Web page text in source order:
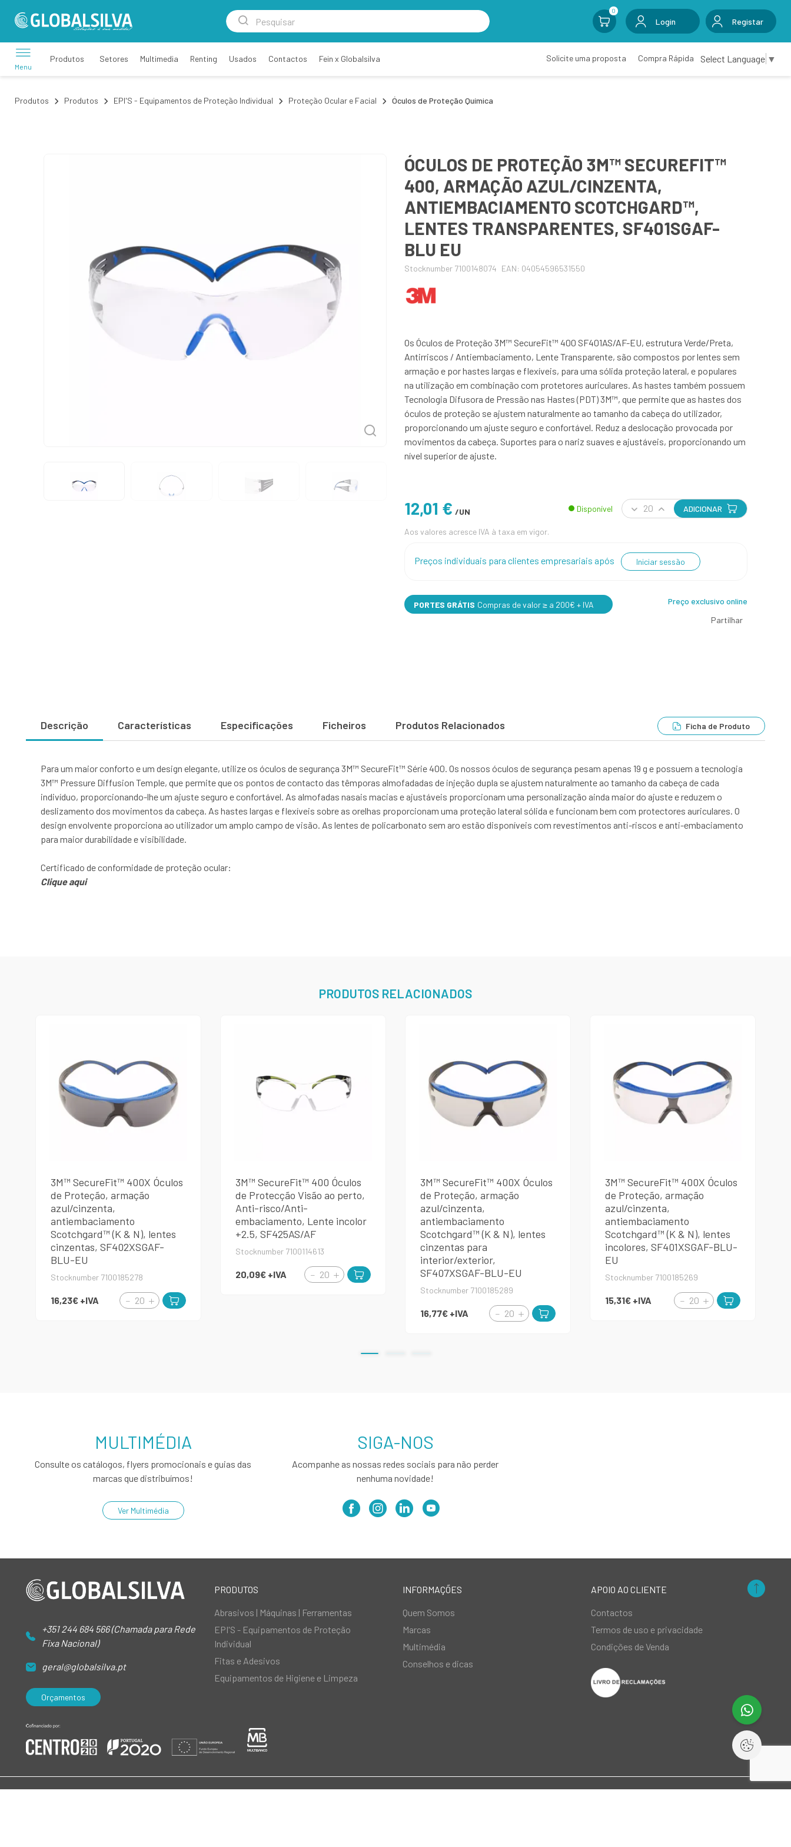
0
Login Registar
Menu
Produtos Setores Multimedia Renting Usados Contactos Fein x Globalsilva Solicite uma proposta Compra Rápida Select Language ▼
Produtos Produtos EPI'S - Equipamentos de Proteção Individual Proteção Ocular e Facial Óculos de Proteção Química
ÓCULOS DE PROTEÇÃO 3M™ SECUREFIT™
400, ARMAÇÃO AZUL/CINZENTA,
ANTIEMBACIAMENTO SCOTCHGARD™,
LENTES TRANSPARENTES, SF401SGAF-
BLU EU
Stocknumber 7100148074 EAN: 04054596531550
Os Óculos de Proteção 3M™ SecureFit™ 400 SF401AS/AF-EU, estrutura Verde/Preta,
Antirriscos / Antiembaciamento, Lente Transparente, são compostos por lentes sem
armação e por hastes largas e flexíveis, para uma sólida proteção lateral, e populares
na utilização em combinação com protetores auriculares. As hastes também possuem
Tecnologia Difusora de Pressão nas Hastes (PDT) 3M™, que permite que as hastes dos
óculos de proteção se ajustem naturalmente ao tamanho da cabeça do utilizador,
proporcionando um ajuste seguro e confortável. Reduz a deslocação provocada por
movimentos da cabeça. Suportes para o nariz suaves e ajustáveis, proporcionando um
nível superior de ajuste.
12,01 € /UN Disponível ADICIONAR
Aos valores acresce IVA à taxa em vigor.
Preços individuais para clientes empresariais após Iniciar sessão
PORTES GRÁTIS Compras de valor ≥ a 200€ + IVA
Preço exclusivo online
Partilhar
Descrição Características Especificações Ficheiros Produtos Relacionados Ficha de Produto
Para um maior conforto e um design elegante, utilize os óculos de segurança 3M™ SecureFit™ Série 400. Os nossos óculos de segurança pesam apenas 19 g e possuem a tecnologia
3M™ Pressure Diffusion Temple, que permite que os pontos de contacto das têmporas almofadadas de injeção dupla se ajustem naturalmente ao tamanho da cabeça de cada
indivíduo, proporcionando-lhe um ajuste seguro e confortável. As almofadas nasais macias e ajustáveis proporcionam uma personalização ainda maior do ajuste e reduzem o
deslizamento dos movimentos da cabeça. As hastes largas e flexíveis sobre as orelhas proporcionam uma proteção lateral sólida e funcionam bem com protectores auriculares. O
design envolvente proporciona ao utilizador um amplo campo de visão. As lentes de policarbonato sem aro estão disponíveis com revestimentos anti-riscos e anti-embaciamento
para maior durabilidade e visibilidade.
Certificado de conformidade de proteção ocular:
Clique aqui
PRODUTOS RELACIONADOS
3M™ SecureFit™ 400X Óculos
de Proteção, armação
azul/cinzenta,
antiembaciamento
Scotchgard™ (K & N), lentes
cinzentas, SF402XSGAF-
BLU-EU
Stocknumber 7100185278
16,23€ +IVA
3M™ SecureFit™ 400 Óculos
de Protecção Visão ao perto,
Anti-risco/Anti-
embaciamento, Lente incolor
+2.5, SF425AS/AF
Stocknumber 7100114613
20,09€ +IVA
3M™ SecureFit™ 400X Óculos
de Proteção, armação
azul/cinzenta,
antiembaciamento
Scotchgard™ (K & N), lentes
cinzentas para
interior/exterior,
SF407XSGAF-BLU-EU
Stocknumber 7100185289
16,77€ +IVA
3M™ SecureFit™ 400X Óculos
de Proteção, armação
azul/cinzenta,
antiembaciamento
Scotchgard™ (K & N), lentes
incolores, SF401XSGAF-BLU-
EU
Stocknumber 7100185269
15,31€ +IVA
MULTIMÉDIA
Consulte os catálogos, flyers promocionais e guias das
marcas que distribuímos!
Ver Multimédia
SIGA-NOS
Acompanhe as nossas redes sociais para não perder
nenhuma novidade!
+351 244 684 566 (Chamada para Rede
Fixa Nacional)
geral@globalsilva.pt
Orçamentos
PRODUTOS
Abrasivos | Máquinas | Ferramentas
EPI'S - Equipamentos de Proteção
Individual
Fitas e Adesivos
Equipamentos de Higiene e Limpeza
INFORMAÇÕES
Quem Somos
Marcas
Multimédia
Conselhos e dicas
APOIO AO CLIENTE
Contactos
Termos de uso e privacidade
Condições de Venda